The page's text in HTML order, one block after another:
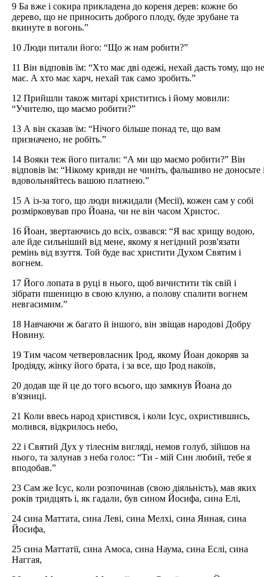
9 Ба вже і сокира прикладена до кореня дерев: кожне бо
дерево, що не приносить доброго плоду, буде зрубане та
вкинуте в вогонь.”
10 Люди питали його: “Що ж нам робити?”
11 Він відповів їм: “Хто має дві одежі, нехай дасть тому, що не
має. А хто має харч, нехай так само зробить.”
12 Прийшли також митарі христитись і йому мовили:
“Учителю, що маємо робити?”
13 А він сказав їм: “Нічого більше понад те, що вам
призначено, не робіть.”
14 Вояки теж його питали: “А ми що маємо робити?” Він
відповів їм: “Нікому кривди не чиніть, фальшиво не доносьте
вдовольняйтесь вашою платнею.”
15 А із-за того, що люди вижидали (Месії), кожен сам у собі
розмірковував про Йоана, чи не він часом Христос.
16 Йоан, звертаючись до всіх, озвався: “Я вас хрищу водою,
але йде сильніший від мене, якому я негідний розв'язати
ремінь від взуття. Той буде вас христити Духом Святим і
вогнем.
17 Його лопата в руці в нього, щоб вичистити тік свій і
зібрати пшеницю в свою клуню, а полову спалити вогнем
невгасимим.”
18 Навчаючи ж багато й іншого, він звіщав народові Добру
Новину.
19 Тим часом четверовласник Ірод, якому Йоан докоряв за
Іродіяду, жінку його брата, і за все, що Ірод накоїв,
20 додав ще й це до того всього, що замкнув Йоана до
в'язниці.
21 Коли ввесь народ христився, і коли Ісус, охристившись,
молився, відкрилось небо,
22 і Святий Дух у тілеснім вигляді, немов голуб, зійшов на
нього, та залунав з неба голос: “Ти - мій Син любий, тебе я
вподобав.”
23 Сам же Ісус, коли розпочинав (свою діяльність), мав яких
років тридцять і, як гадали, був сином Йосифа, сина Елі,
24 сина Маттата, сина Леві, сина Мелхі, сина Янная, сина
Йосифа,
25 сина Маттатії, сина Амоса, сина Наума, сина Еслі, сина
Наггая,